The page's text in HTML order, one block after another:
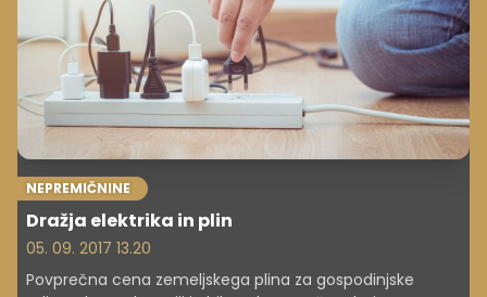
NEPREMIČNINE
Dražja elektrika in plin
05. 09. 2017 13.20
Povprečna cena zemeljskega plina za gospodinjske